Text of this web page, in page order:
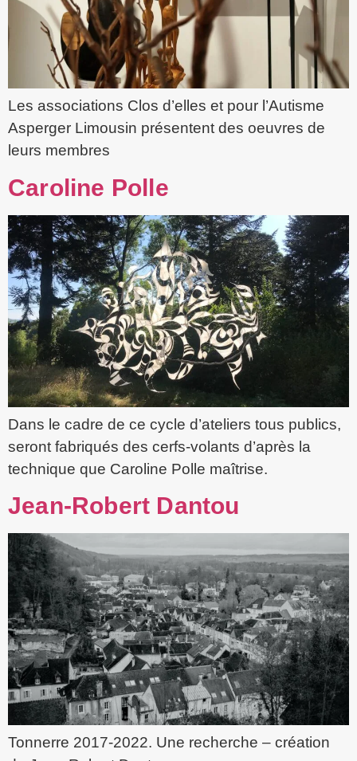
Les associations Clos d’elles et pour l’Autisme
Asperger Limousin présentent des oeuvres de
leurs membres
Caroline Polle
Dans le cadre de ce cycle d’ateliers tous publics,
seront fabriqués des cerfs-volants d’après la
technique que Caroline Polle maîtrise.
Jean-Robert Dantou
Tonnerre 2017-2022. Une recherche – création